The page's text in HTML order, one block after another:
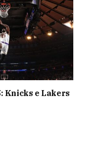
Knicks e Lakers